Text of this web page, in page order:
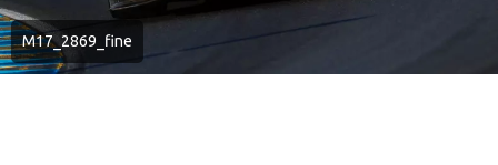
M17_2869_fine